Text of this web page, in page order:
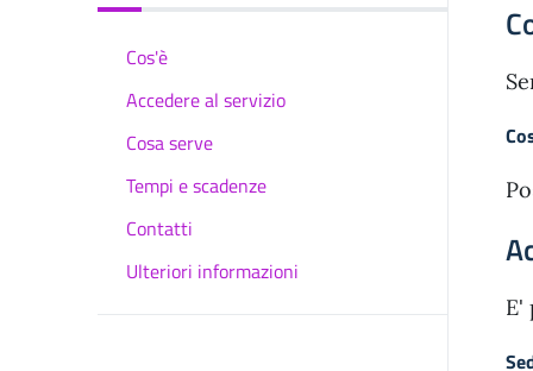
Cos'è
Accedere al servizio
Cosa serve
Tempi e scadenze
Contatti
Ulteriori informazioni
E'